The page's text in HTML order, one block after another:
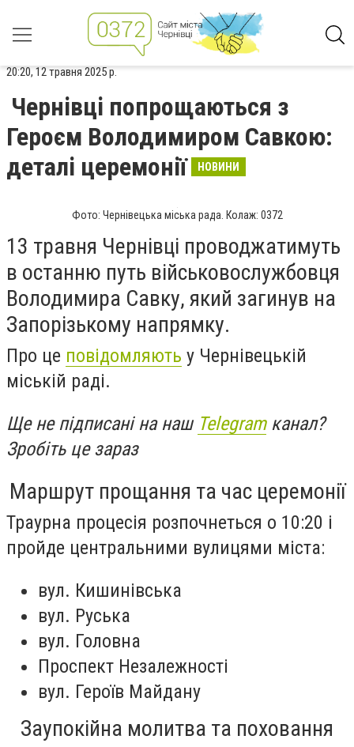
20:20, 12 травня 2025 р.
Чернівці попрощаються з
Героєм Володимиром Савкою:
деталі церемонії
НОВИНИ
Фото: Чернівецька міська рада. Колаж: 0372
13 травня Чернівці проводжатимуть
в останню путь військовослужбовця
Володимира Савку, який загинув на
Запорізькому напрямку.
Про це повідомляють у Чернівецькій
міській раді.
Ще не підписані на наш Telegramканал?
Зробіть це зараз
Маршрут прощання та час церемонії
Траурна процесія розпочнеться о 10:20 і
пройде центральними вулицями міста:
вул. Кишинівська
вул. Руська
вул. Головна
Проспект Незалежності
вул. Героїв Майдану
Заупокійна молитва та поховання